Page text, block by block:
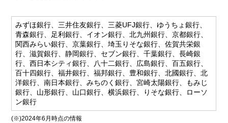
みずほ銀行、三井住友銀行、三菱UFJ銀行、ゆうちょ銀行、
青森銀行、足利銀行、イオン銀行、北九州銀行、京都銀行、
関西みらい銀行、京葉銀行、埼玉りそな銀行、佐賀共栄銀
行、滋賀銀行、静岡銀行、セブン銀行、千葉銀行、長崎銀
行、西日本シティ銀行、八十二銀行、広島銀行、百五銀行、
百十四銀行、福井銀行、福邦銀行、豊和銀行、北國銀行、北
洋銀行、南日本銀行、みちのく銀行、宮崎太陽銀行、もみじ
銀行、山形銀行、山口銀行、横浜銀行、りそな銀行、ローソ
ン銀行
(※)2024年6月時点の情報